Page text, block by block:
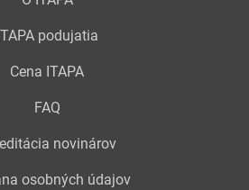
podujatia
Cena ITAPA
FAQ
novinárov
osobných údajov